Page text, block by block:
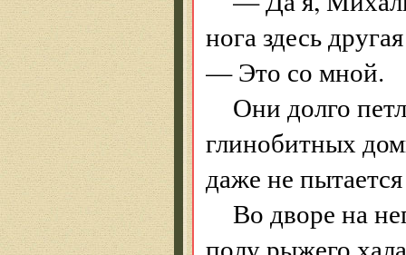
нога здесь
— Это со мной.
Они долго
глинобитных
даже не
Во дворе на